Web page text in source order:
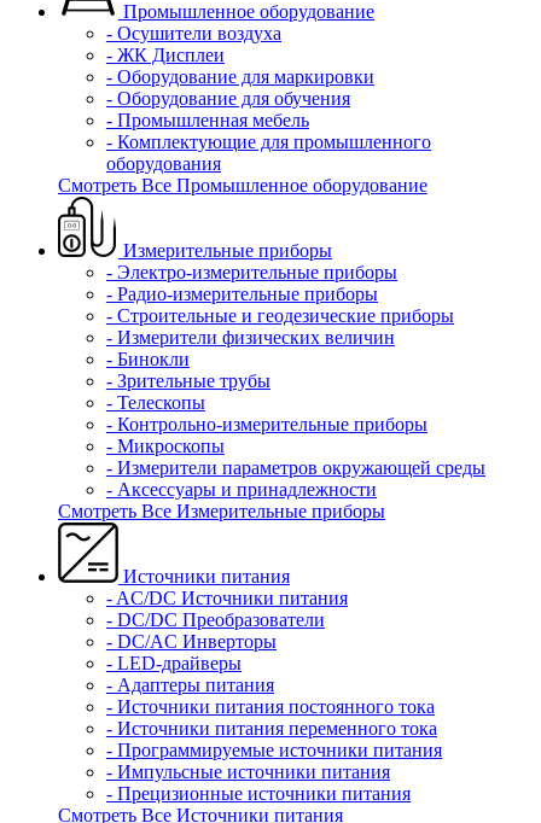
Промышленное оборудование
- Осушители воздуха
- ЖК Дисплеи
- Оборудование для маркировки
- Оборудование для обучения
- Промышленная мебель
- Комплектующие для промышленного
оборудования
Смотреть Все Промышленное оборудование
Измерительные приборы
- Электро-измерительные приборы
- Радио-измерительные приборы
- Строительные и геодезические приборы
- Измерители физических величин
- Бинокли
- Зрительные трубы
- Телескопы
- Контрольно-измерительные приборы
- Микроскопы
- Измерители параметров окружающей среды
- Аксессуары и принадлежности
Смотреть Все Измерительные приборы
Источники питания
- AC/DC Источники питания
- DC/DC Преобразователи
- DC/AC Инверторы
- LED-драйверы
- Адаптеры питания
- Источники питания постоянного тока
- Источники питания переменного тока
- Программируемые источники питания
- Импульсные источники питания
- Прецизионные источники питания
Смотреть Все Источники питания